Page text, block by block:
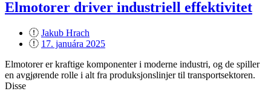
innovasjon“
Elmotorer driver industriell effektivitet
Jakub Hrach
Posted
17. januára 2025
Elmotorer er kraftige komponenter i moderne industri, og de spiller
en avgjørende rolle i alt fra produksjonslinjer til transportsektoren.
Disse